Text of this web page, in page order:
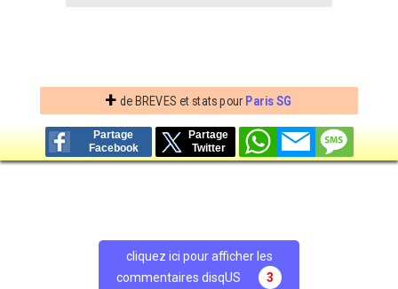
+ de BREVES et stats pour Paris SG
Partage
Facebook
Partage
Twitter
cliquez ici pour afficher les
commentaires disqUS
3